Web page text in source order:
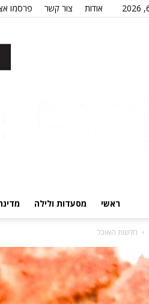
אודות צור קשר פרסמו
ראשי מסעדות ולילה
חדשות האוכל